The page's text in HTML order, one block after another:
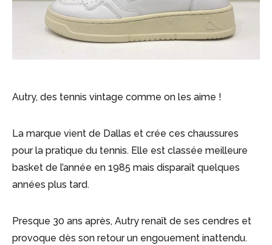
Autry, des tennis vintage comme on les aime !
La marque vient de Dallas et crée ces chaussures
pour la pratique du tennis. Elle est classée meilleure
basket de l’année en 1985 mais disparaît quelques
années plus tard.
Presque 30 ans après, Autry renaît de ses cendres et
provoque dès son retour un engouement inattendu.